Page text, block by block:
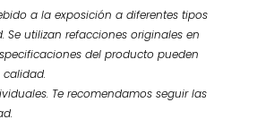
a la exposición a diferentes tipos
utilizan refacciones originales en
del producto pueden
Te recomendamos seguir las